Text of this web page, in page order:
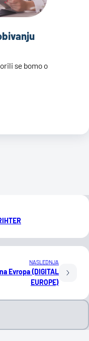
se bomo o
NASLEDNJA
Evropa (DIGITAL
EUROPE)